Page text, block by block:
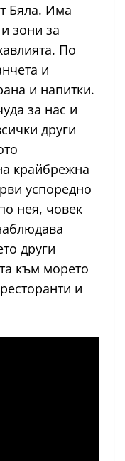
Бяла. Има
зони за
По
и
и напитки.
за нас и
други
крайбрежна
успоредно
нея, човек
други
към морето
и